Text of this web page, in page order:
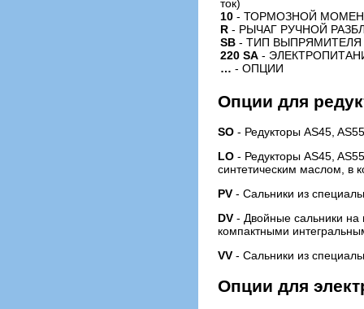
ток)
10- ТОРМОЗНОЙ
R- РЫЧАГ РУЧНОЙ
SB- ТИП ВЫПРЯМИТЕЛЯ
220 SA-
… - ОПЦИИ
Опции для
SO- Редукторы AS45,
LO- Редукторы AS45,
синтетическим маслом, в
PV- Сальники из
DV- Двойные сальники на
компактными
VV- Сальники из
Опции для